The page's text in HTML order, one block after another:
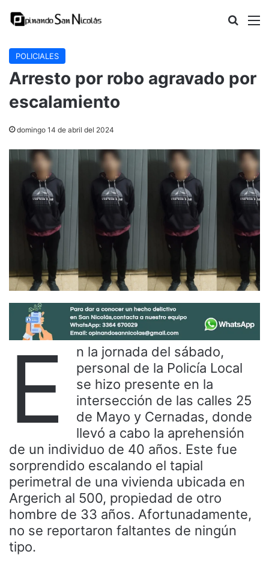
Buscar
POLICIALES
Arresto por robo agravado por
escalamiento
domingo 14 de abril del 2024
E
n la jornada del sábado,
personal de la Policía Local
se hizo presente en la
intersección de las calles 25
de Mayo y Cernadas, donde
llevó a cabo la aprehensión
de un individuo de 40 años. Este fue
sorprendido escalando el tapial
perimetral de una vivienda ubicada en
Argerich al 500, propiedad de otro
hombre de 33 años. Afortunadamente,
no se reportaron faltantes de ningún
tipo.